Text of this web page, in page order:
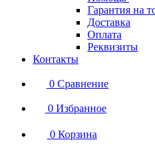
Гарантия на
Доставка
Оплата
Реквизиты
Контакты
0 Сравнение
0 Избранное
0 Корзина